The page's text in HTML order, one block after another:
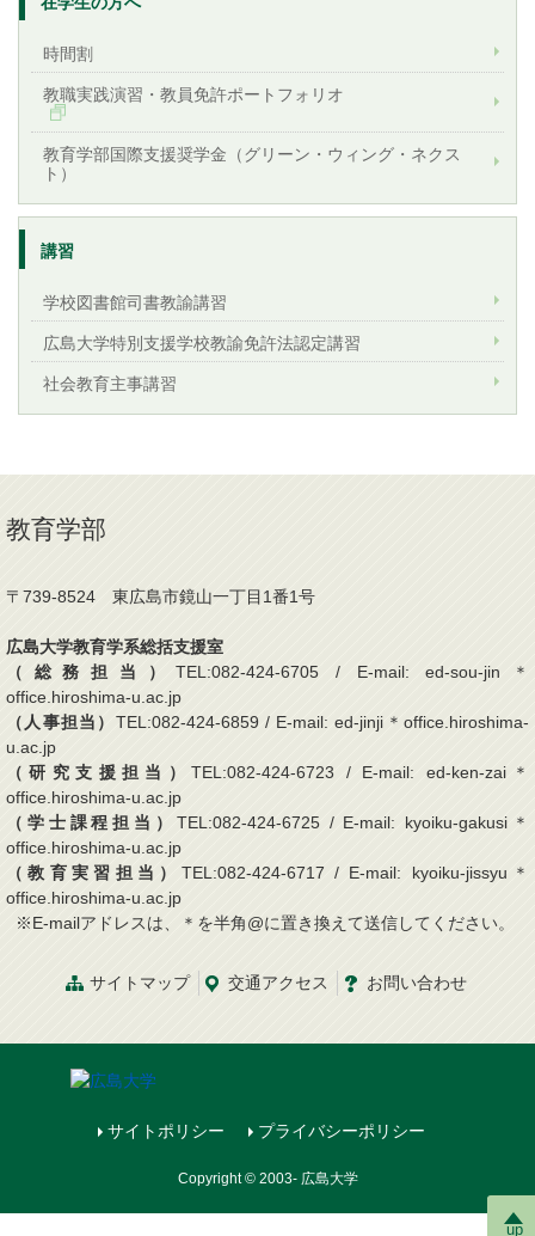
時間割
教職実践演習・教員免許ポートフォリオ
教育学部国際支援奨学金（グリーン・ウィング・ネクス
ト）
講習
学校図書館司書教諭講習
広島大学特別支援学校教諭免許法認定講習
社会教育主事講習
up
教育学部
〒739-8524 東広島市鏡山一丁目1番1号
広島大学教育学系総括支援室
（総務担当）TEL:082-424-6705 / E-mail: ed-sou-jin＊
office.hiroshima-u.ac.jp
（人事担当） TEL:082-424-6859 / E-mail: ed-jinji＊office.hiroshima-
u.ac.jp
（研究支援担当）TEL:082-424-6723 / E-mail: ed-ken-zai＊
office.hiroshima-u.ac.jp
（学士課程担当） TEL:082-424-6725 / E-mail: kyoiku-gakusi＊
office.hiroshima-u.ac.jp
（教育実習担当） TEL:082-424-6717 / E-mail: kyoiku-jissyu＊
office.hiroshima-u.ac.jp
※E-mailアドレスは、＊を半角@に置き換えて送信してください。
サイトマップ 交通アクセス お問い合わせ
サイトポリシー プライバシーポリシー
Copyright © 2003- 広島大学